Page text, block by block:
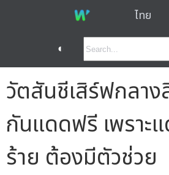
ไทย
◐
วัตสันชีเสิร์ฟกลา
กันแดดฟรี เพราะ
ร้าย ต้องมีตัวช่วย